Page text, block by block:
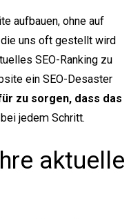
aufbauen, ohne auf
die uns oft gestellt wird
SEO-Ranking zu
ein SEO-Desaster
zu sorgen, dass das
jedem Schritt.
aktuelle